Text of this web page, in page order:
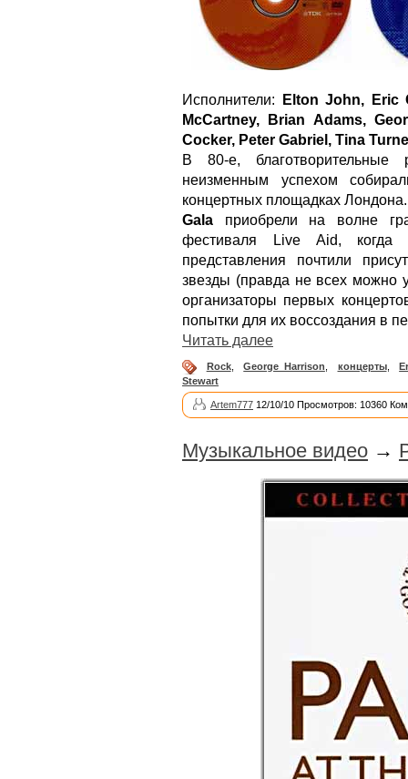
Исполнители:
Elton John, Eric
McCartney, Brian Adams,
Cocker, Peter Gabriel, Tina
В 80-е, благотворительные
неизменным успехом
концертных площадках
Gala приобрели на волне
фестиваля Live Aid, когда
представления почтили
звезды (правда не всех можно
организаторы первых
попытки для их воссоздания в
Читать далее
Rock, George Harrison концерты,
Stewart
Artem777 12/10/10 Просмотров: 10360
Музыкальное видео →